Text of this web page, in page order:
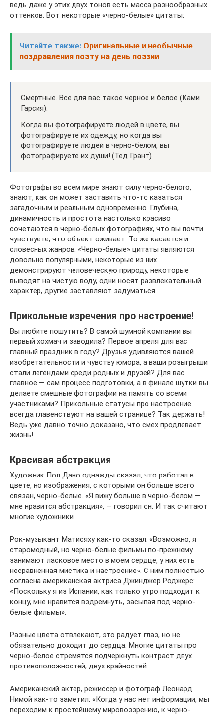
ведь даже у этих двух тонов есть масса разнообразных
оттенков. Вот некоторые «черно-белые» цитаты:
Читайте также: Оригинальные и необычные
поздравления поэту на день поэзии
Смертные. Все для вас такое черное и белое (Ками
Гарсия).
Когда вы фотографируете людей в цвете, вы
фотографируете их одежду, но когда вы
фотографируете людей в черно-белом, вы
фотографируете их души! (Тед Грант)
Фотографы во всем мире знают силу черно-белого,
знают, как он может заставить что-то казаться
загадочным и реальным одновременно. Глубина,
динамичность и простота настолько красиво
сочетаются в черно-белых фотографиях, что вы почти
чувствуете, что объект оживает. То же касается и
словесных жанров. «Черно-белые» цитаты являются
довольно популярными, некоторые из них
демонстрируют человеческую природу, некоторые
выводят на чистую воду, одни носят развлекательный
характер, другие заставляют задуматься.
Прикольные изречения про настроение!
Вы любите пошутить? В самой шумной компании вы
первый хохмач и заводила? Первое апреля для вас
главный праздник в году? Друзья удивляются вашей
изобретательности и чувству юмора, а ваши розыгрыши
стали легендами среди родных и друзей? Для вас
главное — сам процесс подготовки, а в финале шутки вы
делаете смешные фотографии на память со всеми
участниками? Прикольные статусы про настроение
всегда главенствуют на вашей странице? Так держать!
Ведь уже давно точно доказано, что смех продлевает
жизнь!
Красивая абстракция
Художник Пол Дано однажды сказал, что работал в
цвете, но изображения, с которыми он больше всего
связан, черно-белые. «Я вижу больше в черно-белом —
мне нравится абстракция», — говорил он. И так считают
многие художники.
Рок-музыкант Матисяху как-то сказал: «Возможно, я
старомодный, но черно-белые фильмы по-прежнему
занимают ласковое место в моем сердце, у них есть
несравненная мистика и настроение». С ним полностью
согласна американская актриса Джинджер Роджерс:
«Поскольку я из Испании, как только утро подходит к
концу, мне нравится вздремнуть, засыпая под черно-
белые фильмы».
Разные цвета отвлекают, это радует глаз, но не
обязательно доходит до сердца. Многие цитаты про
черно-белое стремятся подчеркнуть контраст двух
противоположностей, двух крайностей.
Американский актер, режиссер и фотограф Леонард
Нимой как-то заметил: «Когда у нас нет информации, мы
переходим к простейшему мировоззрению, к черно-